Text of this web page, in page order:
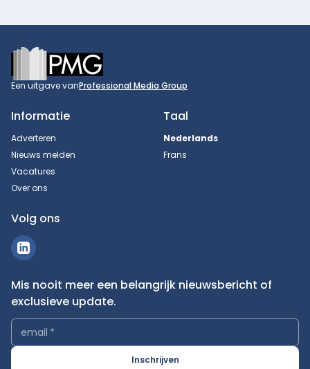
Footer
Een uitgave vanProfessional Media Group
Informatie
Adverteren
Nieuws melden
Vacatures
Over ons
Taal
Nederlands
Frans
Volg ons
Mis nooit meer een belangrijk nieuwsbericht of
exclusieve update.
email *
Inschrijven